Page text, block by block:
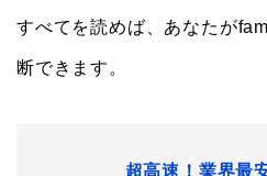
すべてを読めば、あなたが
断できます。
超高速！業界最